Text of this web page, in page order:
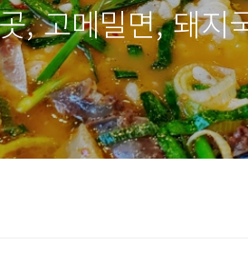
, 고메밀면, 돼지